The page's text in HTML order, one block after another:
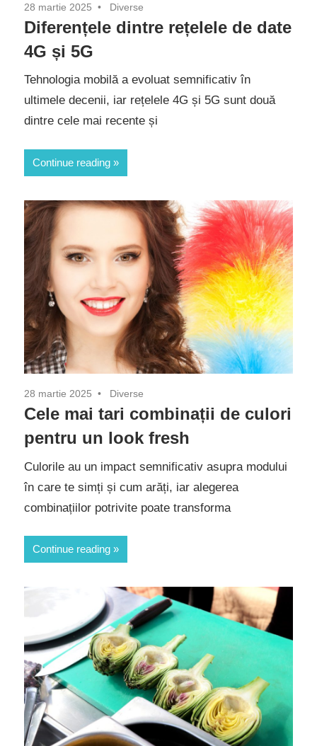
28 martie 2025 Diverse
Diferențele dintre rețelele de date
4G și 5G
Tehnologia mobilă a evoluat semnificativ în
ultimele decenii, iar rețelele 4G și 5G sunt două
dintre cele mai recente și
Continue reading
28 martie 2025 Diverse
Cele mai tari combinații de culori
pentru un look fresh
Culorile au un impact semnificativ asupra modului
în care te simți și cum arăți, iar alegerea
combinațiilor potrivite poate transforma
Continue reading